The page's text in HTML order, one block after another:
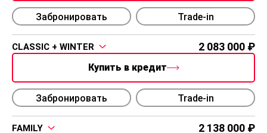
Забронировать Trade-in
CLASSIC + WINTER 2 083 000
Купить в кредит
Забронировать Trade-in
FAMILY 2 138 000